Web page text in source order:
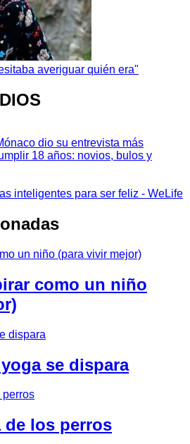
averiguar quién era"
dio su entrevista más
18 años: novios, bulos y
inteligentes para ser feliz - WeLife
como un niño
se dispara
de los perros